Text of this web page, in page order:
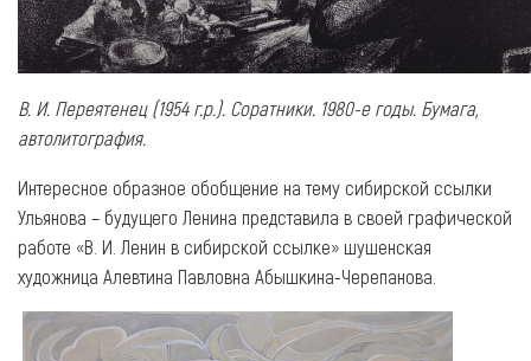
В. И. Переятенец (1954 г.р.). Соратники. 1980-е годы. Бумага,
автолитография.
Интересное образное обобщение на тему сибирской ссылки
Ульянова – будущего Ленина представила в своей графической
работе «В. И. Ленин в сибирской ссылке» шушенская
художница Алевтина Павловна Абышкина-Черепанова.